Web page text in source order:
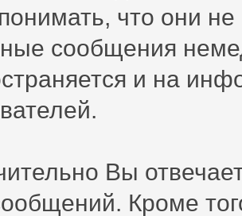
что они не
сообщения
и на
Вы
Кроме